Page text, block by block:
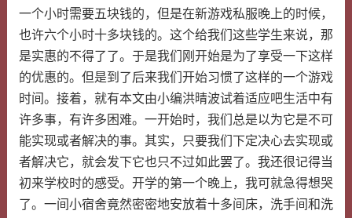
一个小时需要五块钱的，但是在新游戏私服晚上的时候，
也许六个小时十多块钱的。这个给我们这些学生来说，那
是实惠的不得了了。于是我们刚开始是为了享受一下这样
的优惠的。但是到了后来我们开始习惯了这样的一个游戏
时间。接着，就有本文由小编洪晴波试着适应吧生活中有
许多事，有许多困难。一开始时，我们总是以为它是不可
能实现或者解决的事。其实，只要我们下定决心去实现或
者解决它，就会发下它也只不过如此罢了。我还很记得当
初来学校时的感受。开学的第一个晚上，我可就急得想哭
了。一间小宿舍竟然密密地安放着十多间床，洗手间和洗